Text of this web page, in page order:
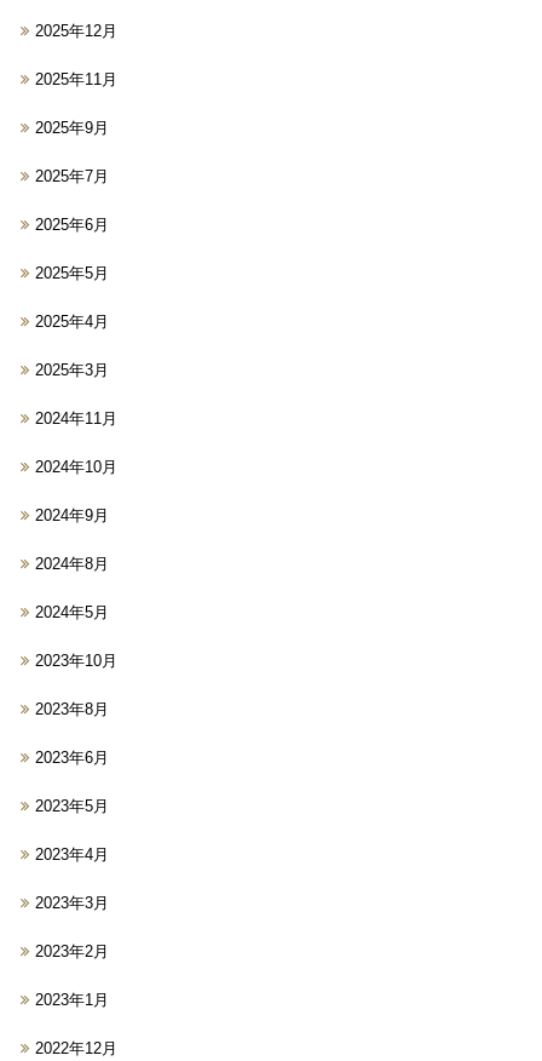
2025年12月
2025年11月
2025年9月
2025年7月
2025年6月
2025年5月
2025年4月
2025年3月
2024年11月
2024年10月
2024年9月
2024年8月
2024年5月
2023年10月
2023年8月
2023年6月
2023年5月
2023年4月
2023年3月
2023年2月
2023年1月
2022年12月